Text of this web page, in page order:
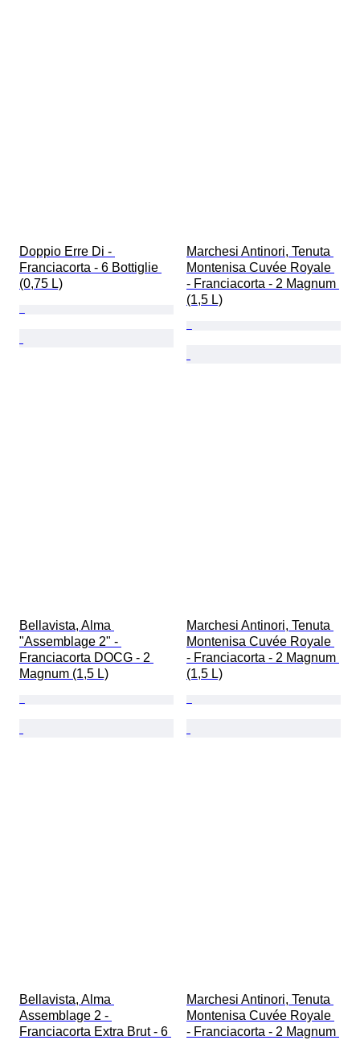
Doppio Erre Di -
Franciacorta - 6 Bottiglie
(0,75 L)
Marchesi Antinori, Tenuta
Montenisa Cuvée Royale
- Franciacorta - 2 Magnum
(1,5 L)
Bellavista, Alma
"Assemblage 2" -
Franciacorta DOCG - 2
Magnum (1,5 L)
Marchesi Antinori, Tenuta
Montenisa Cuvée Royale
- Franciacorta - 2 Magnum
(1,5 L)
Bellavista, Alma
Assemblage 2 -
Franciacorta Extra Brut - 6
Marchesi Antinori, Tenuta
Montenisa Cuvée Royale
- Franciacorta - 2 Magnum